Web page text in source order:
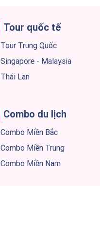
Tour quốc tế
Tour Trung Quốc
Singapore - Malaysia
Thái Lan
Combo du lịch
Combo Miền Bắc
Combo Miền Trung
Combo Miền Nam